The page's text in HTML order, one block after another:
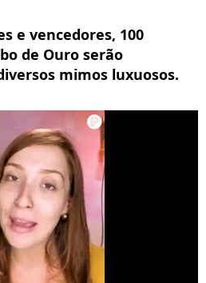
e vencedores, 100
de Ouro serão
mimos luxuosos.